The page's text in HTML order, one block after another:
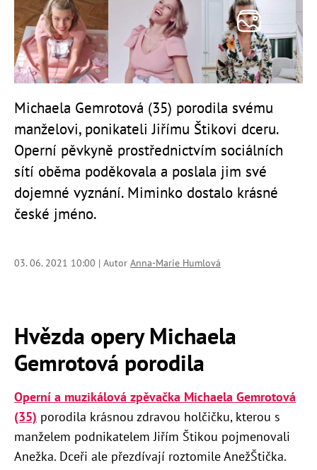
Michaela Gemrotová (35) porodila svému
manželovi, ponikateli Jiřímu Štikovi dceru.
Operní pěvkyně prostřednictvím sociálních
sítí oběma poděkovala a poslala jim své
dojemné vyznání. Miminko dostalo krásné
české jméno.
03. 06. 2021 10:00 | Autor Anna-Marie Humlová
Hvězda opery Michaela
Gemrotová porodila
Operní a muzikálová zpěvačka Michaela Gemrotová
(35) porodila krásnou zdravou holčičku, kterou s
manželem podnikatelem Jiřím Štikou pojmenovali
Anežka. Dceři ale přezdívají roztomile AnežŠtička.